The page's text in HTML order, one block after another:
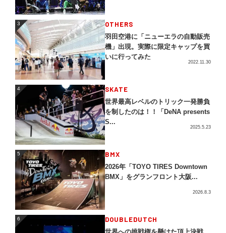
3 OTHERS
羽田空港に「ニューエラの自動販売
機」出現。実際に限定キャップを買
いに行ってみた
2022.11.30
4 SKATE
世界最高レベルのトリック一発勝負
を制したのは！！「DeNA presents
S...
2025.5.23
5 BMX
2026年「TOYO TIRES Downtown
BMX」をグランフロント大阪...
2026.8.3
6 DOUBLEDUTCH